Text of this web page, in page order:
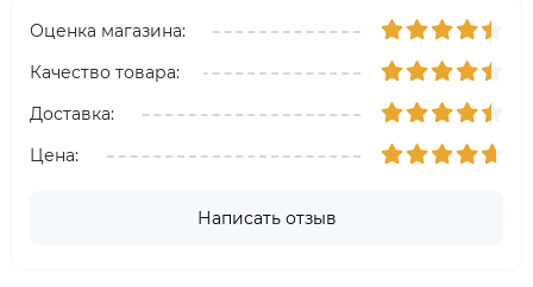
Оценка магазина:
Качество товара:
Доставка:
Цена:
Написать отзыв